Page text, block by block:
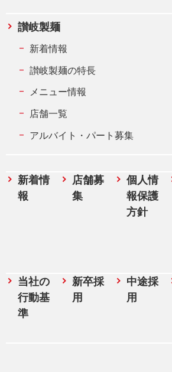
讃岐製麺
新着情報
讃岐製麺の特長
メニュー情報
店舗一覧
アルバイト・パート募集
新着情
報
店舗募
集
個人情
報保護
方針
当社の
行動基
準
新卒採
用
中途採
用